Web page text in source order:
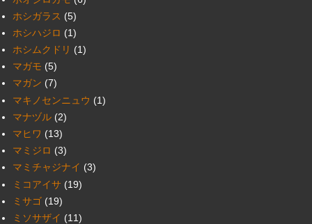
ホシガラス (5)
ホシハジロ (1)
ホシムクドリ (1)
マガモ (5)
マガン (7)
マキノセンニュウ (1)
マナヅル (2)
マヒワ (13)
マミジロ (3)
マミチャジナイ (3)
ミコアイサ (19)
ミサゴ (19)
ミソサザイ (11)